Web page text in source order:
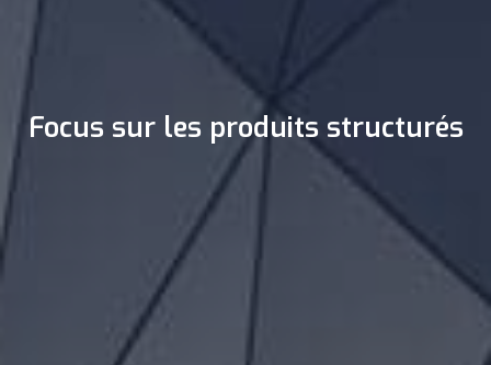
Focus sur les produits structurés